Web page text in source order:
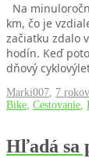
Na
km, čo je
začiatku zdalo
hodín. Keď
dňový
Marki007, 7
Bike, Cestovanie,
Hľadá sa